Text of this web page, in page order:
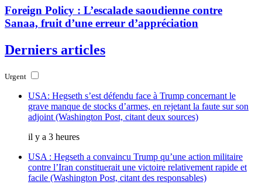
Foreign Policy : L’escalade saoudienne contre
Sanaa, fruit d’une erreur d’appréciation
Derniers articles
Urgent
USA: Hegseth s’est défendu face à Trump concernant le
grave manque de stocks d’armes, en rejetant la faute sur son
adjoint (Washington Post, citant deux sources)
il y a 3 heures
USA : Hegseth a convaincu Trump qu’une action militaire
contre l’Iran constituerait une victoire relativement rapide et
facile (Washington Post, citant des responsables)